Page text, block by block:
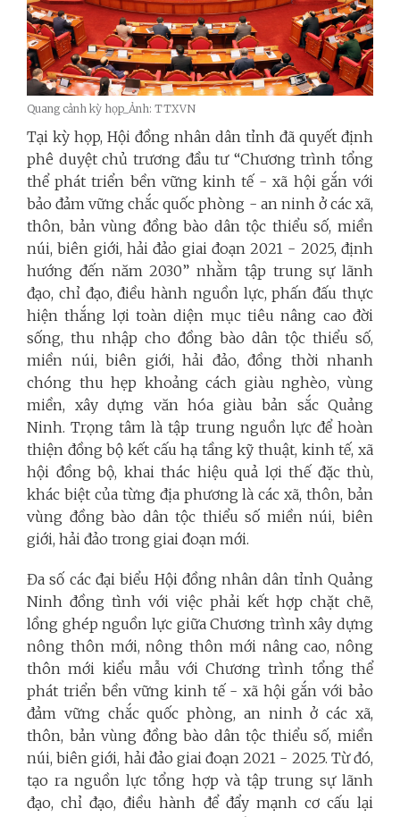
Quang cảnh kỳ họp_Ảnh: TTXVN
Tại kỳ họp, Hội đồng nhân dân tỉnh đã quyết định
phê duyệt chủ trương đầu tư “Chương trình tổng
thể phát triển bền vững kinh tế - xã hội gắn với
bảo đảm vững chắc quốc phòng - an ninh ở các xã,
thôn, bản vùng đồng bào dân tộc thiểu số, miền
núi, biên giới, hải đảo giai đoạn 2021 - 2025, định
hướng đến năm 2030” nhằm tập trung sự lãnh
đạo, chỉ đạo, điều hành nguồn lực, phấn đấu thực
hiện thắng lợi toàn diện mục tiêu nâng cao đời
sống, thu nhập cho đồng bào dân tộc thiểu số,
miền núi, biên giới, hải đảo, đồng thời nhanh
chóng thu hẹp khoảng cách giàu nghèo, vùng
miền, xây dựng văn hóa giàu bản sắc Quảng
Ninh. Trọng tâm là tập trung nguồn lực để hoàn
thiện đồng bộ kết cấu hạ tầng kỹ thuật, kinh tế, xã
hội đồng bộ, khai thác hiệu quả lợi thế đặc thù,
khác biệt của từng địa phương là các xã, thôn, bản
vùng đồng bào dân tộc thiểu số miền núi, biên
giới, hải đảo trong giai đoạn mới.
Đa số các đại biểu Hội đồng nhân dân tỉnh Quảng
Ninh đồng tình với việc phải kết hợp chặt chẽ,
lồng ghép nguồn lực giữa Chương trình xây dựng
nông thôn mới, nông thôn mới nâng cao, nông
thôn mới kiểu mẫu với Chương trình tổng thể
phát triển bền vững kinh tế - xã hội gắn với bảo
đảm vững chắc quốc phòng, an ninh ở các xã,
thôn, bản vùng đồng bào dân tộc thiểu số, miền
núi, biên giới, hải đảo giai đoạn 2021 - 2025. Từ đó,
tạo ra nguồn lực tổng hợp và tập trung sự lãnh
đạo, chỉ đạo, điều hành để đẩy mạnh cơ cấu lại